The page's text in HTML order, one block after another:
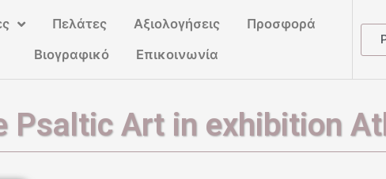
Πελάτες Αξιολογήσεις
Προσφορά
Βιογραφικό
Επικοινωνία
Psaltic Art in exhibition